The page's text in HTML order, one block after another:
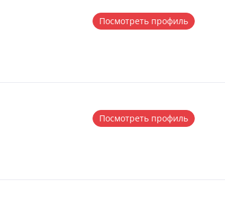
Посмотреть профиль
Посмотреть профиль